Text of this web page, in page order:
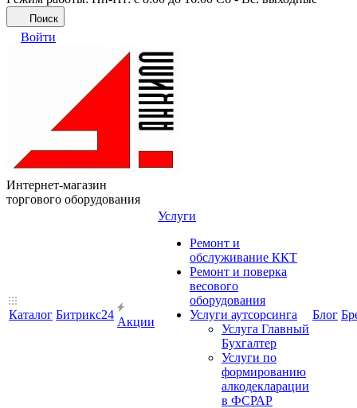
Поиск
Войти
Интернет-магазин
торгового оборудования
Каталог Битрикс24
Акции
Услуги
Ремонт и
обслуживание ККТ
Ремонт и поверка
весового
оборудования
Услуги аутсорсинга
Услуга Главный
Бухгалтер
Услуги по
формированию
алкодекларации
в ФСРАР
Блог